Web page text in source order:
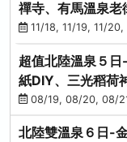
禪寺、有馬溫泉老
11/18, 11/19, 11/
超值北陸溫泉５
紙DIY、三光稻荷
街、下呂溫泉
08/19, 08/20, 08/
北陸雙溫泉６日-